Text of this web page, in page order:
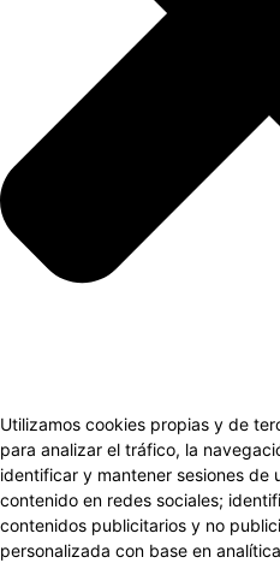
Utilizamos cookies propias y de
para analizar el tráfico, la
identificar y mantener sesiones de
contenido en redes sociales;
contenidos publicitarios y no
personalizada con base en